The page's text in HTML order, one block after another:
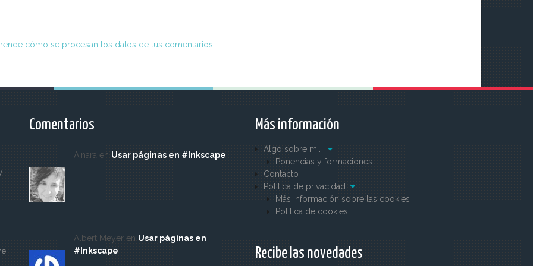
cómo se procesan los datos de tus comentarios.
Comentarios
Ainara en Usar páginas en #Inkscape
Albert Meyer en Usar páginas en
#Inkscape
Más información
Algo sobre mi…
Ponencias y formaciones
Contacto
Política de privacidad
Más información sobre las cookies
Política de cookies
Recibe las novedades